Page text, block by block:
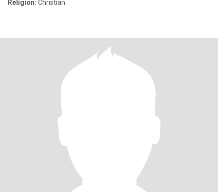
Religion: Christian